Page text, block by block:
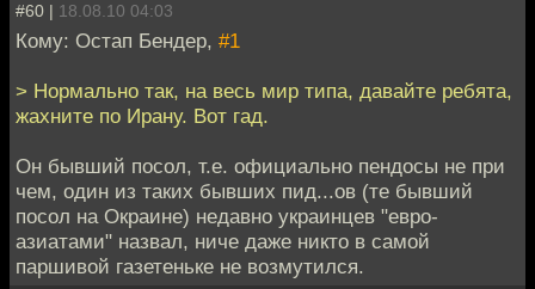
#60 | 18.08.10 04:03
Кому: Остап Бендер, #1
> Нормально так, на весь мир типа, давайте ребята,
жахните по Ирану. Вот гад.
Он бывший посол, т.е. официально пендосы не при
чем, один из таких бывших пид...ов (те бывший
посол на Окраине) недавно украинцев "евро-
азиатами" назвал, ниче даже никто в самой
паршивой газетеньке не возмутился.